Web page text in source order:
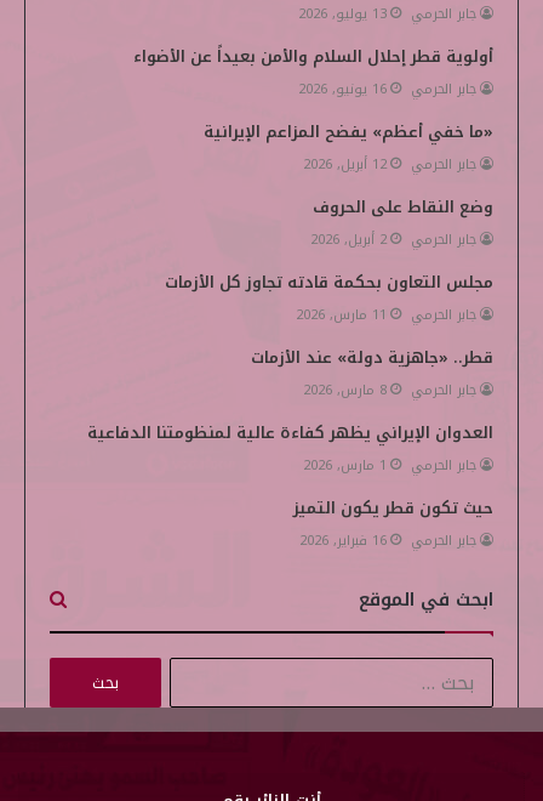
و
ك
ر
إ
ن
ب
e
جابر الحرمي 13 يوليو, 2026
أولوية قطر إحلال السلام والأمن بعيداً عن الأضواء
جابر الحرمي 16 يونيو, 2026
«ما خفي أعظم» يفضح المزاعم الإيرانية
جابر الحرمي 12 أبريل, 2026
وضع النقاط على الحروف
جابر الحرمي 2 أبريل, 2026
مجلس التعاون بحكمة قادته تجاوز كل الأزمات
جابر الحرمي 11 مارس, 2026
قطر.. «جاهزية دولة» عند الأزمات
جابر الحرمي 8 مارس, 2026
العدوان الإيراني يظهر كفاءة عالية لمنظومتنا الدفاعية
جابر الحرمي 1 مارس, 2026
حيث تكون قطر يكون التميز
جابر الحرمي 16 فبراير, 2026
ابحث في الموقع
ل
ب